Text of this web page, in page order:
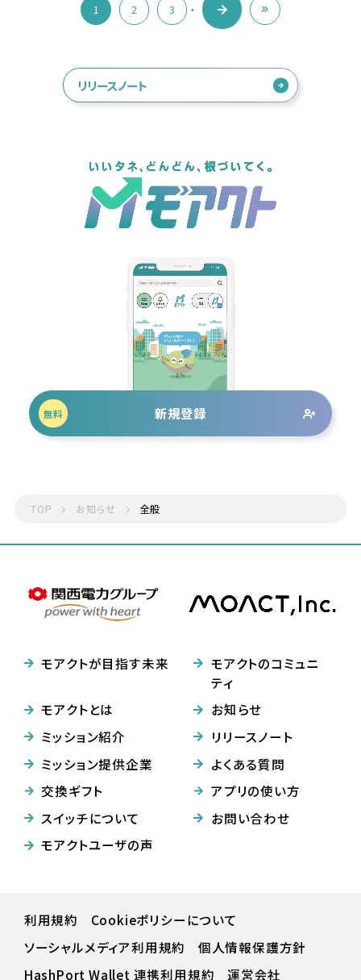
1 2 3
リリースノート
無料 新規登録
TOP お知らせ 全般
モアクトが目指す未来
モアクトとは
ミッション紹介
ミッション提供企業
交換ギフト
スイッチについて
モアクトユーザの声
モアクトのコミュニ
ティ
お知らせ
リリースノート
よくある質問
アプリの使い方
お問い合わせ
利用規約
Cookieポリシーについて
ソーシャルメディア利用規約
個人情報保護方針
HashPort Wallet 連携利⽤規約
運営会社